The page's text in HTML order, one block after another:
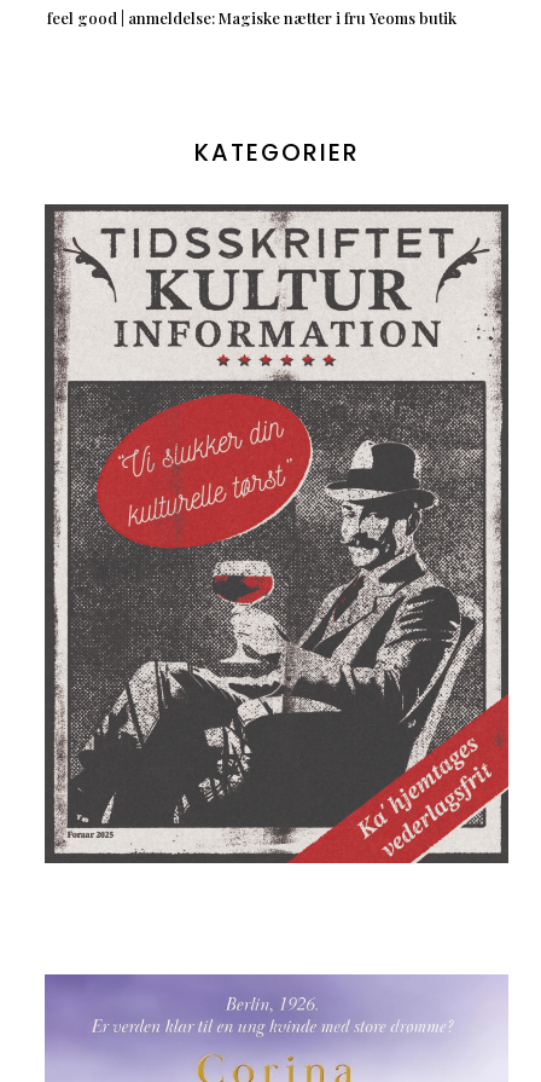
feel good | anmeldelse: Magiske nætter i fru Yeoms butik
KATEGORIER